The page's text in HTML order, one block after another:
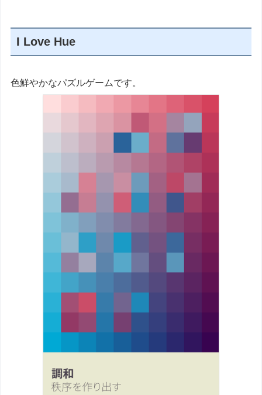
I Love Hue
色鮮やかなパズルゲームです。